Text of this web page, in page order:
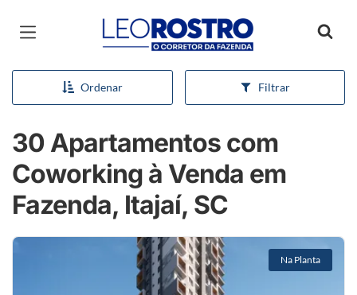
Página inicial
Ordenar Filtrar
30 Apartamentos com
Coworking à Venda em
Fazenda, Itajaí, SC
Na Planta